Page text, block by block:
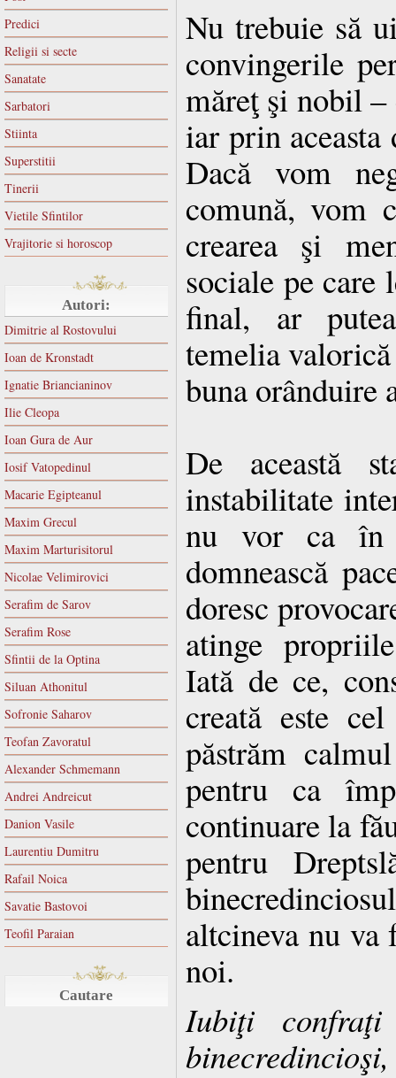
Predici
Religii si secte
Sanatate
Sarbatori
Stiinta
Superstitii
Tinerii
Vietile Sfintilor
Vrajitorie si horoscop
Autori:
Dimitrie al Rostovului
Ioan de Kronstadt
Ignatie Briancianinov
Ilie Cleopa
Ioan Gura de Aur
Iosif Vatopedinul
Macarie Egipteanul
Maxim Grecul
Maxim Marturisitorul
Nicolae Velimirovici
Serafim de Sarov
Serafim Rose
Sfintii de la Optina
Siluan Athonitul
Sofronie Saharov
Teofan Zavoratul
Alexander Schmemann
Andrei Andreicut
Danion Vasile
Laurentiu Dumitru
Rafail Noica
Savatie Bastovoi
Teofil Paraian
Cautare
Nu trebuie să
convingerile
măreţ şi nobil
iar prin
Dacă vom
comună, vom
crearea şi
sociale pe care
final, ar
temelia
buna orânduire
De această
instabilitate
nu vor ca în
domnească
doresc
atinge
Iată de ce,
creată este
păstrăm
pentru ca
continuare la
pentru
altcineva nu va
noi.
Iubiţi
binecredincioşi,